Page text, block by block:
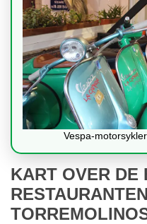
Vespa-
KART OVER DE